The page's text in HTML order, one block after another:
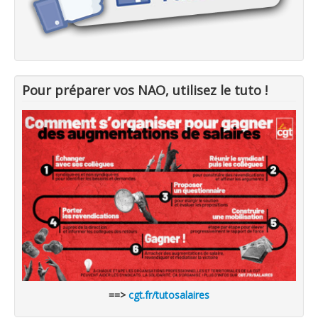
Pour préparer vos NAO, utilisez le tuto !
==> cgt.fr/tutosalaires